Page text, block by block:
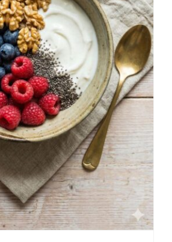
NEWS
INIZIATIVE
CONTATTI
RISERVATA BENEFICIARI
RISERVATA AZIENDE